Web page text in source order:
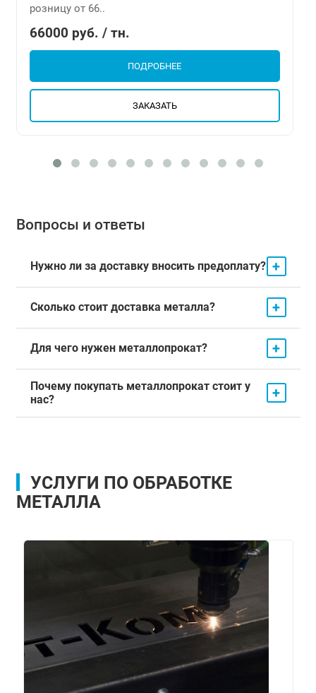
розницу от 66..
66000 руб. / тн.
ПОДРОБНЕЕ
ЗАКАЗАТЬ
Вопросы и ответы
Нужно ли за доставку вносить предоплату? +
Сколько стоит доставка металла? +
Для чего нужен металлопрокат? +
Почему покупать металлопрокат стоит у
нас?
+
УСЛУГИ ПО ОБРАБОТКЕ
МЕТАЛЛА